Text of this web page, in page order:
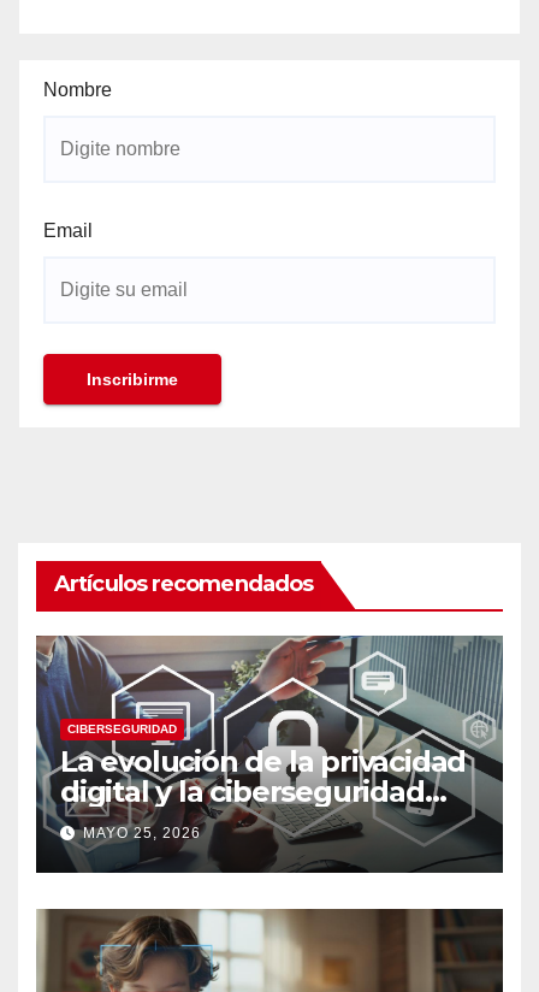
Nombre
Email
Artículos recomendados
CIBERSEGURIDAD
La evolución de la privacidad
digital y la ciberseguridad
moderna
MAYO 25, 2026